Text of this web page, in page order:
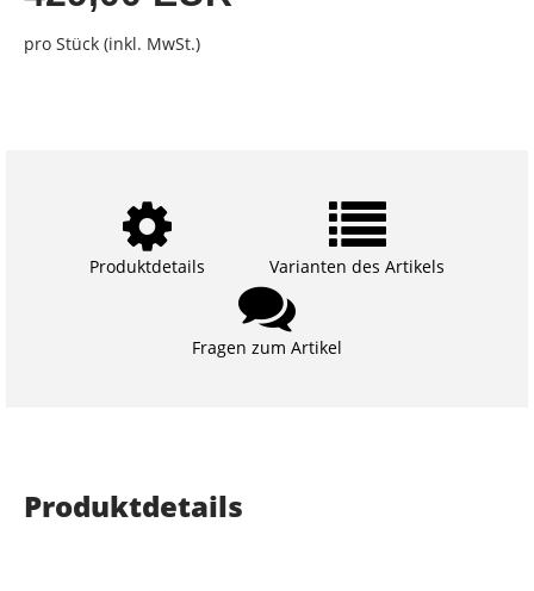
pro Stück (inkl. MwSt.)
Produktdetails Varianten des Artikels
Fragen zum Artikel
Produktdetails